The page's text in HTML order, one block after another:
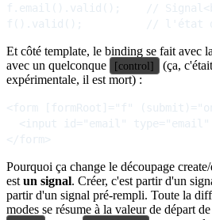
f.email().valid();    //
Et côté template, le binding se fait avec
avec un quelconque
[control]
(ça,
expérimentale, il est mort) :
<form [formRoot]="f"
<input id="email"
Pourquoi ça change le découpage
est un signal. Créer, c'est partir d'un
partir d'un signal pré-rempli. Toute la
modes se résume à la valeur de départ